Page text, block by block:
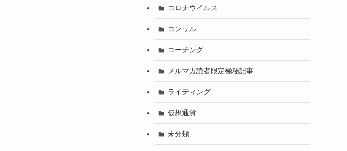
コロナウイルス
コンサル
コーチング
メルマガ読者限定極秘記事
ライティング
仮想通貨
未分類